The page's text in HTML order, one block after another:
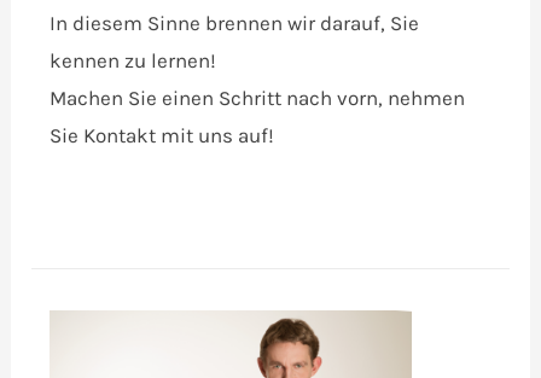
In diesem Sinne brennen wir darauf, Sie
kennen zu lernen!
Machen Sie einen Schritt nach vorn, nehmen
Sie Kontakt mit uns auf!